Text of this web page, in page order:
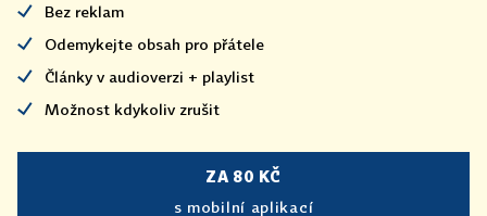
Bez reklam
Odemykejte obsah pro přátele
Články v audioverzi + playlist
Možnost kdykoliv zrušit
ZA 80 KČ
s mobilní aplikací